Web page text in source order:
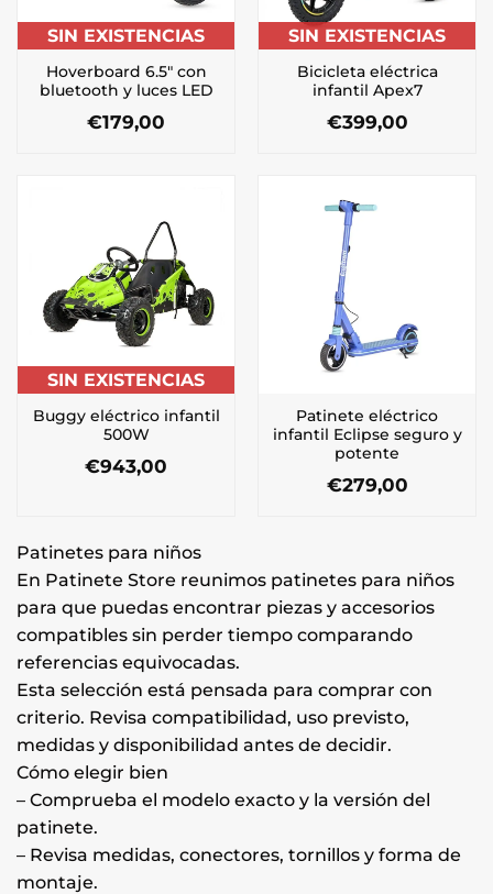
SIN EXISTENCIAS
Hoverboard 6.5″ con
bluetooth y luces LED
€179,00
SIN EXISTENCIAS
Bicicleta eléctrica
infantil Apex7
€399,00
SIN EXISTENCIAS
Buggy eléctrico infantil
500W
€943,00
Patinete eléctrico
infantil Eclipse seguro y
potente
€279,00
Patinetes para niños
En Patinete Store reunimos patinetes para niños
para que puedas encontrar piezas y accesorios
compatibles sin perder tiempo comparando
referencias equivocadas.
Esta selección está pensada para comprar con
criterio. Revisa compatibilidad, uso previsto,
medidas y disponibilidad antes de decidir.
Cómo elegir bien
– Comprueba el modelo exacto y la versión del
patinete.
– Revisa medidas, conectores, tornillos y forma de
montaje.